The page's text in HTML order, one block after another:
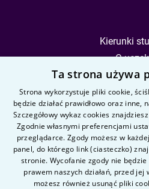
Kierunki
O
Nauka i
Intranet
Pytania i
Ta strona używa
Strona wykorzystuje pliki cookie,
będzie działać prawidłowo oraz inne,
Szczegółowy wykaz cookies
Zgodnie własnymi preferencjami
przeglądarce. Zgody możesz w
panel, do którego link (ciasteczko)
stronie. Wycofanie zgody nie będzie
prawem naszych działań, przed jej
możesz również usunąć pliki